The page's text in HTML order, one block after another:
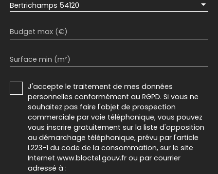
Bertrichamps 54120
Budget max (€)
Surface min (m²)
J'accepte le traitement de mes données
personnelles conformément au RGPD. Si vous ne
souhaitez pas faire l'objet de prospection
commerciale par voie téléphonique, vous pouvez
vous inscrire gratuitement sur la liste d'opposition
au démarchage téléphonique, prévu par l'article
L223-1 du code de la consommation, sur le site
Internet www.bloctel.gouv.fr ou par courrier
adressé à :